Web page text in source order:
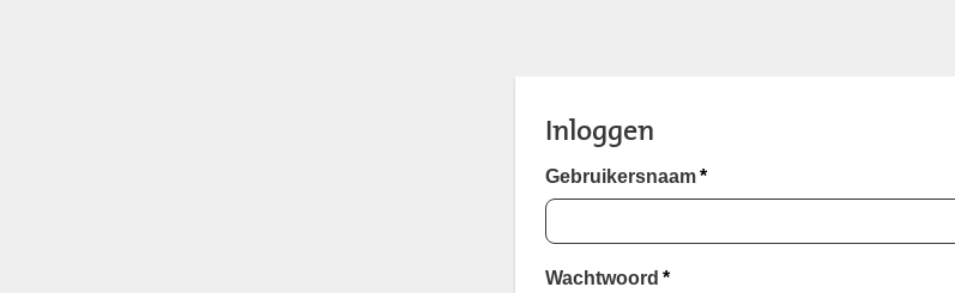
Inloggen
Gebruikersnaam *
Wachtwoord *